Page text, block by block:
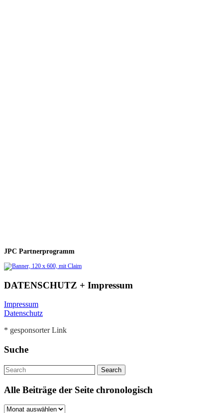
JPC Partnerprogramm
DATENSCHUTZ + Impressum
Impressum
Datenschutz
* gesponsorter Link
Suche
Alle Beiträge der Seite chronologisch
Alle